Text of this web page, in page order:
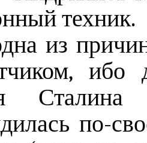
техник.
из
по-